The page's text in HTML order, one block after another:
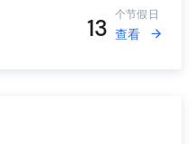
13 个节假日
查看